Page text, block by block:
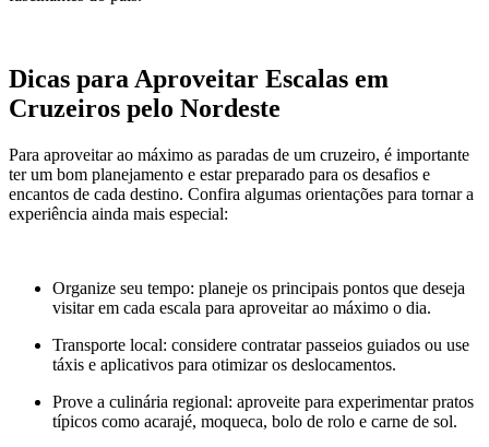
Dicas para Aproveitar Escalas em
Cruzeiros pelo Nordeste
Para aproveitar ao máximo as paradas de um cruzeiro, é importante
ter um bom planejamento e estar preparado para os desafios e
encantos de cada destino. Confira algumas orientações para tornar a
experiência ainda mais especial:
Organize seu tempo: planeje os principais pontos que deseja
visitar em cada escala para aproveitar ao máximo o dia.
Transporte local: considere contratar passeios guiados ou use
táxis e aplicativos para otimizar os deslocamentos.
Prove a culinária regional: aproveite para experimentar pratos
típicos como acarajé, moqueca, bolo de rolo e carne de sol.